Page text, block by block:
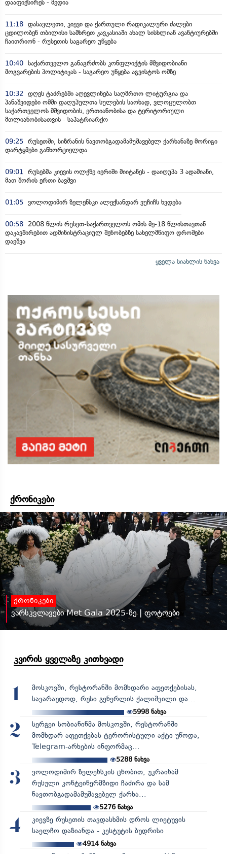
დააფიქსირეს - მედია
11:18 დასავლეთი, კიევი და ქართული რადიკალური ძალები
ცდილობენ თბილისი სამხრეთ კავკასიაში ახალ სისხლიან ავანტიურებში
ჩაითრიონ - რუსეთის საგარეო უწყება
10:40 საქართველო განაგრძობს კონფლიქტის მშვიდობიანი
მოგვარების პოლიტიკას - საგარეო უწყება აგვისტოს ომზე
10:32 დღეს ტაძრებში აღევლინება საღმრთო ლიტურგია და
პანაშვიდები ომში დაღუპულთა სულების საოხად, ვლოცულობთ
საქართველოს მშვიდობის, ერთიანობისა და ტერიტორიული
მთლიანობისათვის - საპატრიარქო
09:25 რუსეთში, სიზრანის ნავთობგადამამუშავებელ ქარხანაზე მორიგი
დარტყმები განხორციელდა
09:01 რუსებმა კიევის ოლქზე იერიში მიიტანეს - დაიღუპა 3 ადამიანი,
მათ შორის ერთი ბავშვი
01:05 ვოლოდიმირ ზელენსკი ალექსანდარ ვუჩიჩს ხვდება
00:58
2008 წლის რუსეთ-საქართველოს ომის მე-18 წლისთავთან
დაკავშირებით ადმინისტრაციულ შენობებზე სახელმწიფო დროშები
დაეშვა
ყველა სიახლის ნახვა
ქრონიკები
ქრონიკები
ვარსკვლავები Met Gala 2025-ზე | ფოტოები
კვირის ყველაზე კითხვადი
1
მოსკოვში, რესტორანში მომხდარი აფეთქებისას,
სავარაუდოდ, რუსი გენერლის ქალიშვილი და...
5998 ნახვა
2
სერგეი სობიანინმა მოსკოვში, რესტორანში
მომხდარ აფეთქებას ტერორისტული აქტი უწოდა,
Telegram-არხების ინფორმაც...
5288ნახვა
3
ვოლოდიმირ ზელენსკის ცნობით, უკრაინამ
რუსული კონტეინერმზიდი ჩაძირა და სამ
ნავთობგადამამუშავებელ ქარხა...
5276ნახვა
4
კიევზე რუსეთის თავდასხმის დროს ლიეტუვის
საელჩო დაზიანდა - კესტუტის ბუდრისი
4914ნახვა